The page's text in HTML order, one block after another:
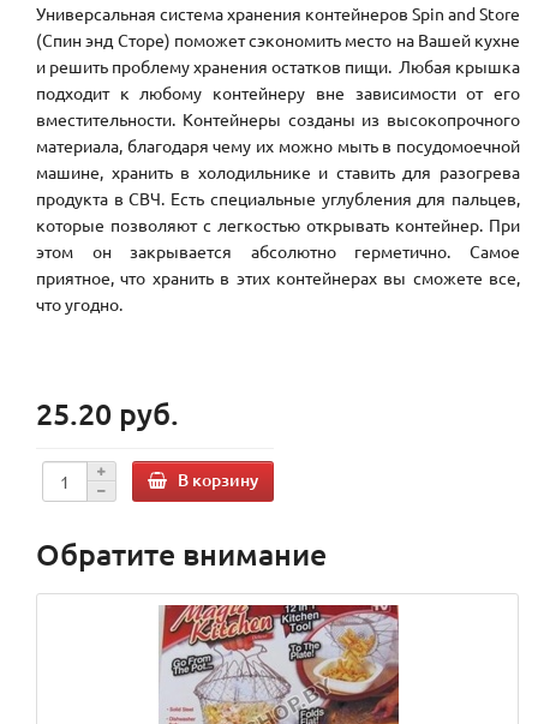
Универсальная система хранения контейнеров Spin and Store
(Спин энд Сторе) поможет сэкономить место на Вашей кухне
и решить проблему хранения остатков пищи. Любая крышка
подходит к любому контейнеру вне зависимости от его
вместительности. Контейнеры созданы из высокопрочного
материала, благодаря чему их можно мыть в посудомоечной
машине, хранить в холодильнике и ставить для разогрева
продукта в СВЧ. Есть специальные углубления для пальцев,
которые позволяют с легкостью открывать контейнер. При
этом он закрывается абсолютно герметично. Самое
приятное, что хранить в этих контейнерах вы сможете все,
что угодно.
25.20 руб.
В корзину
Обратите внимание